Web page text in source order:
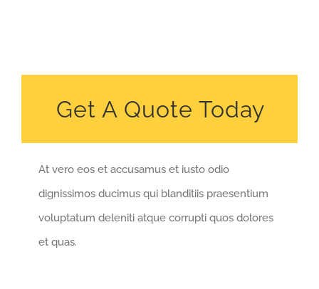
Get A Quote Today
At vero eos et accusamus et iusto odio
dignissimos ducimus qui blanditiis praesentium
voluptatum deleniti atque corrupti quos dolores
et quas.